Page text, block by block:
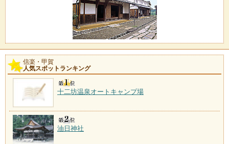
信楽・甲賀
人気スポットランキング
十二坊温泉オートキャンプ場
油日神社